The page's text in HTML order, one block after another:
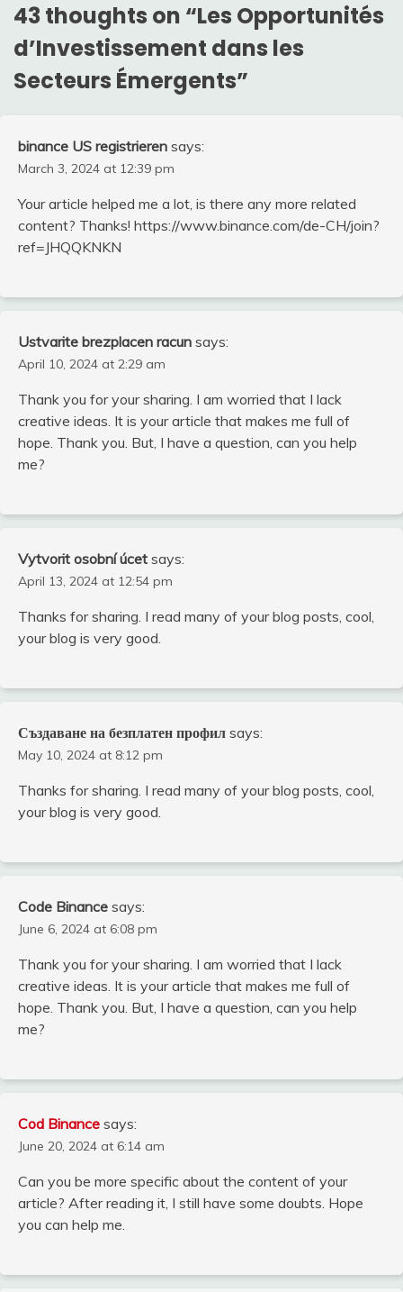
43 thoughts on “Les Opportunités
d’Investissement dans les
Secteurs Émergents”
binance US registrieren says:
March 3, 2024 at 12:39 pm
Your article helped me a lot, is there any more related
content? Thanks! https://www.binance.com/de-CH/join?
ref=JHQQKNKN
Ustvarite brezplacen racun says:
April 10, 2024 at 2:29 am
Thank you for your sharing. I am worried that I lack
creative ideas. It is your article that makes me full of
hope. Thank you. But, I have a question, can you help
me?
Vytvorit osobní úcet says:
April 13, 2024 at 12:54 pm
Thanks for sharing. I read many of your blog posts, cool,
your blog is very good.
Създаване на безплатен профил says:
May 10, 2024 at 8:12 pm
Thanks for sharing. I read many of your blog posts, cool,
your blog is very good.
Code Binance says:
June 6, 2024 at 6:08 pm
Thank you for your sharing. I am worried that I lack
creative ideas. It is your article that makes me full of
hope. Thank you. But, I have a question, can you help
me?
Cod Binance says:
June 20, 2024 at 6:14 am
Can you be more specific about the content of your
article? After reading it, I still have some doubts. Hope
you can help me.